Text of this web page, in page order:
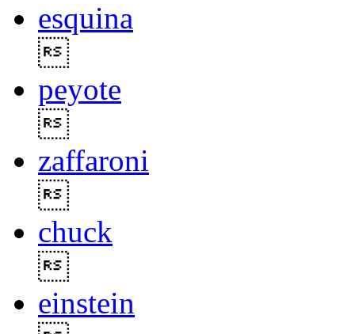
esquina
peyote
zaffaroni
chuck
einstein